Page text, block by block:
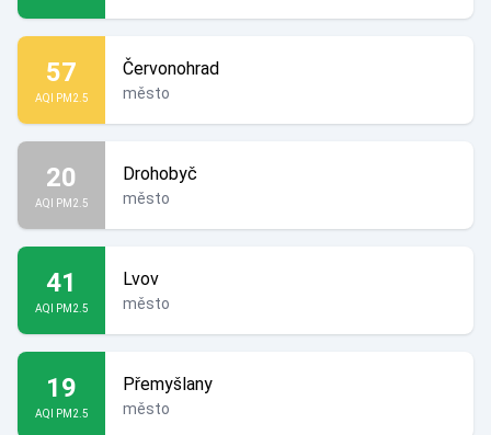
57
AQI PM2.5
Červonohrad
město
20
AQI PM2.5
Drohobyč
město
41
AQI PM2.5
Lvov
město
19
AQI PM2.5
Přemyšlany
město